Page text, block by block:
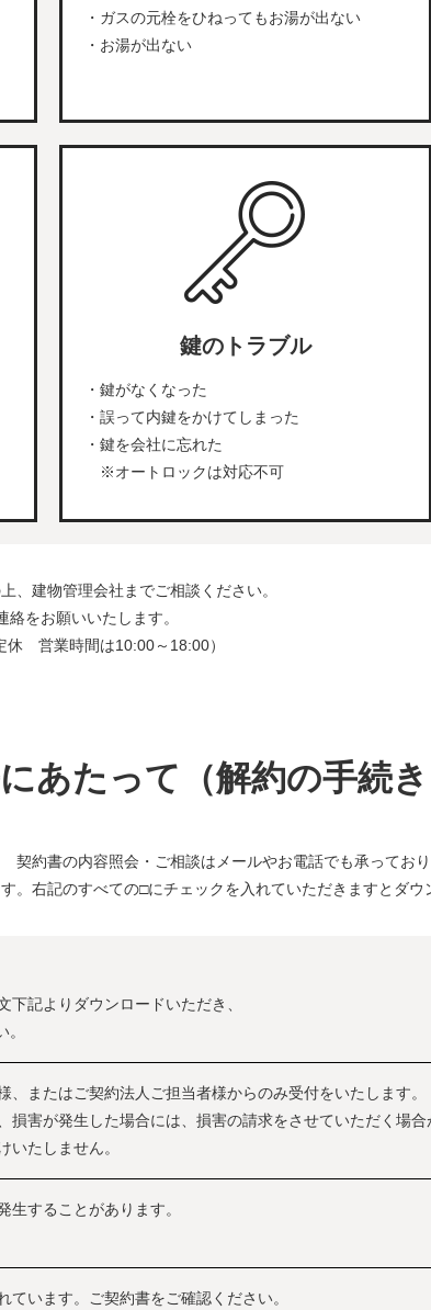
・ガスの元栓をひねってもお湯が出ない
・お湯が出ない
鍵のトラブル
・鍵がなくなった
・誤って内鍵をかけてしまった
・鍵を会社に忘れた
※オートロックは対応不可
建物管理会社までご相談ください。
をお願いいたします。
営業時間は10:00～18:00）
あたって （解約の手続
約書の内容照会・ご相談はメールやお電話でも承っており
。右記のすべての□にチェックを入れていただきますとダウ
記よりダウンロードいただき、
、またはご契約法人ご担当者様からのみ受付をいたします。
害が発生した場合には、損害の請求をさせていただく場合
たしません。
生することがあります。
います。ご契約書をご確認ください。